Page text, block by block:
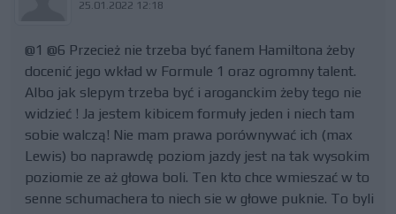
25.01.2022 12:18
@1 @6 Przecież nie trzeba być fanem Hamiltona żeby
docenić jego wkład w Formule 1 oraz ogromny talent.
Albo jak slepym trzeba być i aroganckim żeby tego nie
widzieć ! Ja jestem kibicem formuły jeden i niech tam
sobie walczą! Nie mam prawa porównywać ich (max
Lewis) bo naprawdę poziom jazdy jest na tak wysokim
poziomie ze aż głowa boli. Ten kto chce wmieszać w to
senne schumachera to niech sie w głowe puknie. To byli